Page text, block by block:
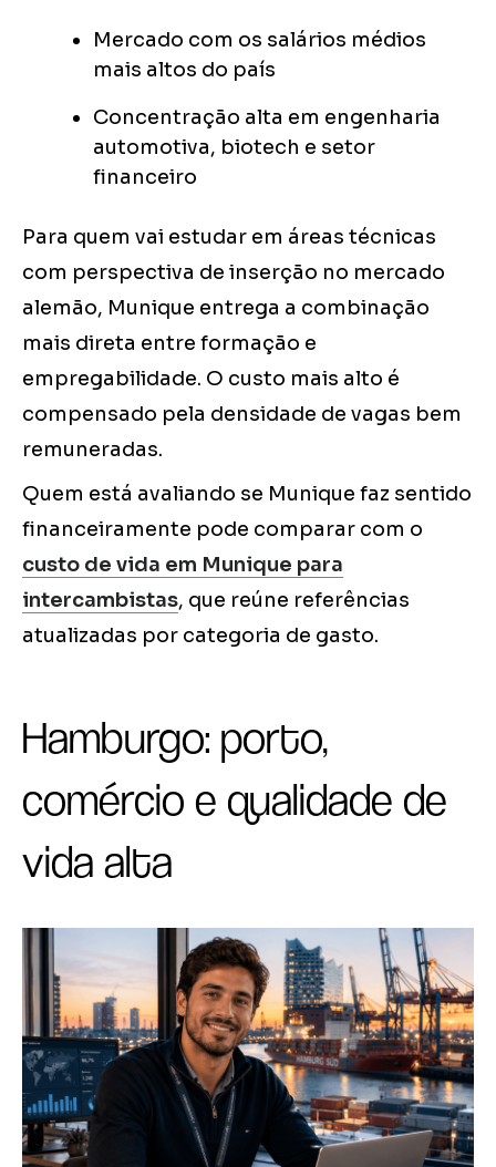
Mercado com os salários médios
mais altos do país
Concentração alta em engenharia
automotiva, biotech e setor
financeiro
Para quem vai estudar em áreas técnicas
com perspectiva de inserção no mercado
alemão, Munique entrega a combinação
mais direta entre formação e
empregabilidade. O custo mais alto é
compensado pela densidade de vagas bem
remuneradas.
Quem está avaliando se Munique faz sentido
financeiramente pode comparar com o
custo de vida em Munique para
intercambistas, que reúne referências
atualizadas por categoria de gasto.
Hamburgo: porto,
comércio e qualidade de
vida alta